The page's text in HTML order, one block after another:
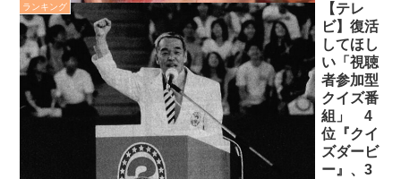
ランキング
【テレ
ビ】復活
してほし
い「視聴
者参加型
クイズ番
組」 4
位『クイ
ズダービ
ー』、3